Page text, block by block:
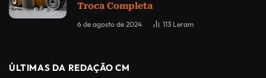
Troca Completa
6 de agosto de 2024 113 Leram
ÚLTIMAS DA REDAÇÃO CM